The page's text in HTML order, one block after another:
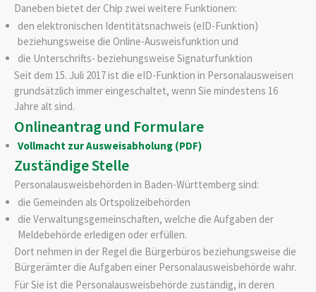
Daneben bietet der Chip zwei weitere Funktionen:
den elektronischen Identitätsnachweis (eID-Funktion)
beziehungsweise die Online-Ausweisfunktion und
die Unterschrifts- beziehungsweise Signaturfunktion
Seit dem 15. Juli 2017 ist die eID-Funktion in Personalausweisen
grundsätzlich immer eingeschaltet, wenn Sie mindestens 16
Jahre alt sind.
Onlineantrag und Formulare
Vollmacht zur Ausweisabholung (PDF)
Zuständige Stelle
Personalausweisbehörden in Baden-Württemberg sind:
die Gemeinden als Ortspolizeibehörden
die Verwaltungsgemeinschaften, welche die Aufgaben der
Meldebehörde erledigen oder erfüllen.
Dort nehmen in der Regel die Bürgerbüros beziehungsweise die
Bürgerämter die Aufgaben einer Personalausweisbehörde wahr.
Für Sie ist die Personalausweisbehörde zuständig, in deren